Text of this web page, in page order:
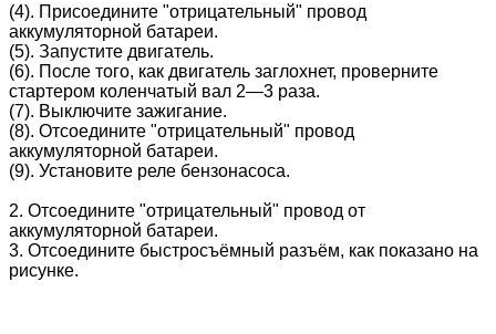
(4). Присоедините "отрицательный" провод
аккумуляторной батареи.
(5). Запустите двигатель.
(6). После того, как двигатель заглохнет, проверните
стартером коленчатый вал 2—3 раза.
(7). Выключите зажигание.
(8). Отсоедините "отрицательный" провод
аккумуляторной батареи.
(9). Установите реле бензонасоса.
2. Отсоедините "отрицательный" провод от
аккумуляторной батареи.
3. Отсоедините быстросъёмный разъём, как показано на
рисунке.